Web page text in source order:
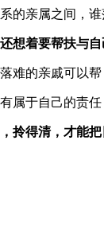
的亲属之间，
想着要帮扶与
落难的亲戚可以
属于自己的责
拎得清，才能把